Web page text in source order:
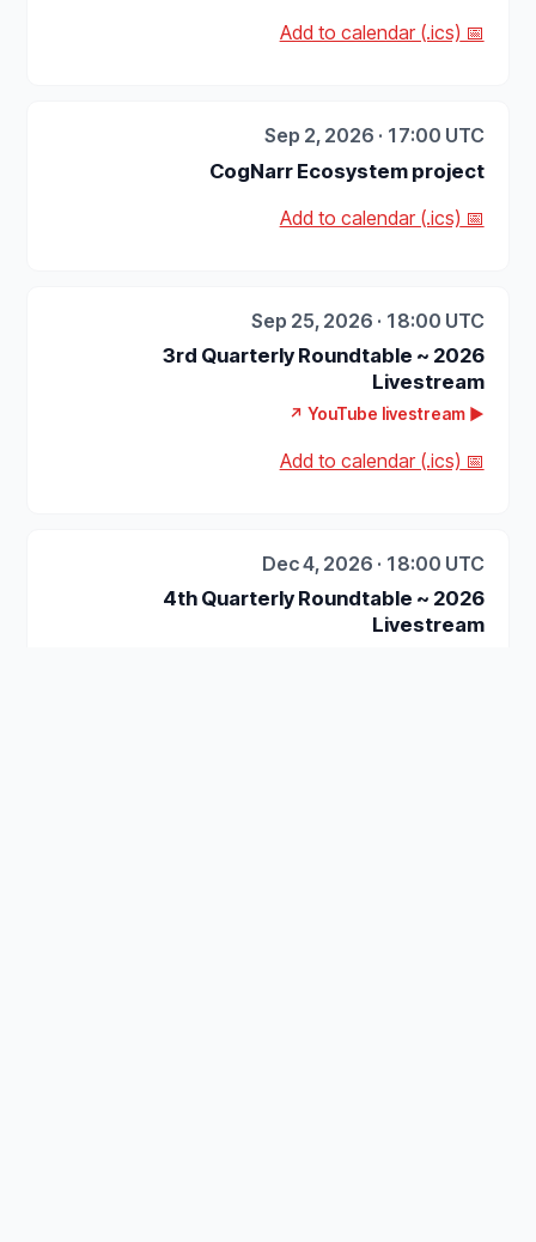
📅 Add to calendar (.ics)
Sep 2, 2026 · 17:00 UTC
CogNarr Ecosystem project
📅 Add to calendar (.ics)
Sep 25, 2026 · 18:00 UTC
2026 ~ 3rd Quarterly Roundtable
Livestream
▶ YouTube livestream ↗
📅 Add to calendar (.ics)
Dec 4, 2026 · 18:00 UTC
2026 ~ 4th Quarterly Roundtable
Livestream